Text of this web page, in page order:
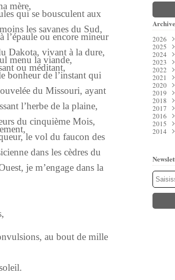
mère,
qui se bousculent aux
les savanes du Sud,
l’épaule ou encore mineur
Dakota, vivant à la dure,
menu la viande,
ou méditant,
bonheur de l’instant qui
du Missouri, ayant
l’herbe de la plaine,
du cinquième Mois,
le vol du faucon des
dans les cèdres du
je m’engage dans la
au bout de mille
2026
Août
Juillet
Juin
Mai
Avril
Mars
2025
Août
Juillet
Juin
Mai
Avril
Mars
2024
Août
Juillet
Juin
Mai
Avril
Mars
2023
Août
Juillet
Juin
Mai
Avril
2022
Août
Juillet
Juin
Mai
2021
Août
Juillet
Juin
2020
Août
Juillet
2019
Août
2018
Mai
2017
Juin
Mai
2016
Juin
Mai
2015
Juin
Mai
2014
Juin
Mai